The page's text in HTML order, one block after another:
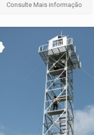
Consulte Mais informação